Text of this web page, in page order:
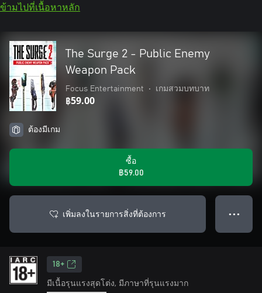
ข้ามไปที่เนื้อหาหลัก
The Surge 2 - Public Enemy
Weapon Pack
Focus Entertainment • เกมสวมบทบาท
฿59.00
ต้องมีเกม
ซื้อ
฿59.00
เพิ่มลงในรายการสิ่งที่ต้องการ ● ● ●
18+
มีเนื้อรุนแรงสุดโต่ง, มีภาษาที่รุนแรงมาก